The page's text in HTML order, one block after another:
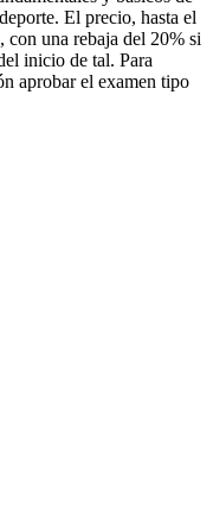
El precio, hasta el
con una rebaja del 20% si
inicio de tal. Para
aprobar el examen tipo